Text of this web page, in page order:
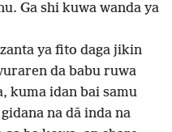
Ga shi kuwa wanda ya
ya fito daga jikin
da babu ruwa
kuma idan bai samu
na dā inda na